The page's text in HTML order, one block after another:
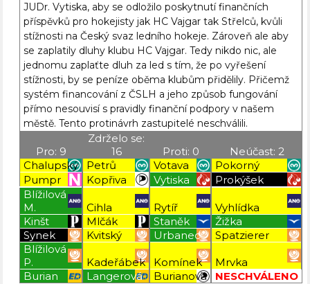
JUDr. Vytiska, aby se odložilo poskytnutí finančních
příspěvků pro hokejisty jak HC Vajgar tak Střelců, kvůli
stížnosti na Český svaz ledního hokeje. Zároveň ale aby
se zaplatily dluhy klubu HC Vajgar. Tedy nikdo nic, ale
jednomu zaplaťte dluh za led s tím, že po vyřešení
stížnosti, by se peníze oběma klubům přidělily. Přičemž
systém financování z ČSLH a jeho způsob fungování
přímo nesouvisí s pravidly finanční podpory v našem
městě. Tento protinávrh zastupitelé neschválili.
Pro: 9
Zdrželo se:
16
Proti: 0
Neúčast: 2
Chalupský
Petrů Votava
Pokorný
Pumpr
Kopřiva Vytiska
Prokýšek
Blížilová
M.
Cihla Rytíř
Vyhlídka
Kinšt
Mlčák Staněk
Žižka
Synek
Kvitský Urbanec
Spatzierer
Blížilová
P.
Kadeřábek Komínek
Mrvka
Burian
Langerová Burianová
NESCHVÁLENO